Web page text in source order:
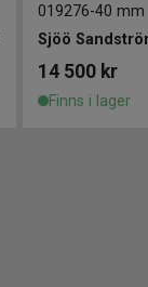
019276-40 mm
Sjöö
14 500 kr
Finns i lager